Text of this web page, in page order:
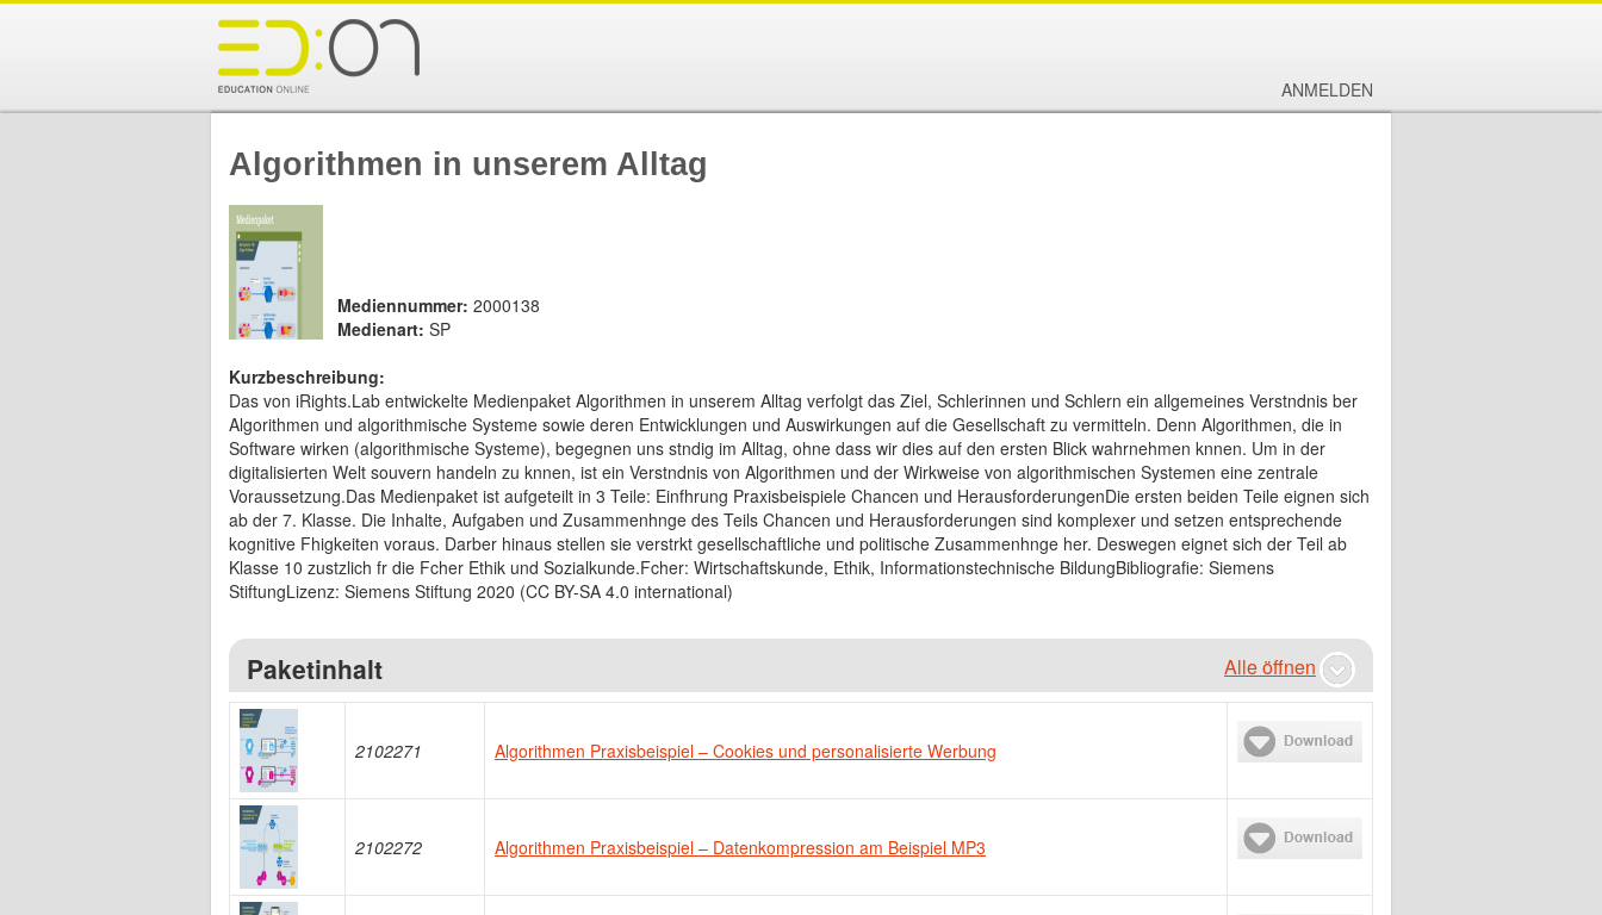
ANMELDEN
Algorithmen in unserem Alltag
Mediennummer: 2000138
Medienart: SP
Kurzbeschreibung:
Das von iRights.Lab entwickelte Medienpaket Algorithmen in unserem Alltag verfolgt das Ziel, Schlerinnen und Schlern ein allgemeines Verstndnis ber
Algorithmen und algorithmische Systeme sowie deren Entwicklungen und Auswirkungen auf die Gesellschaft zu vermitteln. Denn Algorithmen, die in
Software wirken (algorithmische Systeme), begegnen uns stndig im Alltag, ohne dass wir dies auf den ersten Blick wahrnehmen knnen. Um in der
digitalisierten Welt souvern handeln zu knnen, ist ein Verstndnis von Algorithmen und der Wirkweise von algorithmischen Systemen eine zentrale
Voraussetzung.Das Medienpaket ist aufgeteilt in 3 Teile: Einfhrung Praxisbeispiele Chancen und HerausforderungenDie ersten beiden Teile eignen sich
ab der 7. Klasse. Die Inhalte, Aufgaben und Zusammenhnge des Teils Chancen und Herausforderungen sind komplexer und setzen entsprechende
kognitive Fhigkeiten voraus. Darber hinaus stellen sie verstrkt gesellschaftliche und politische Zusammenhnge her. Deswegen eignet sich der Teil ab
Klasse 10 zustzlich fr die Fcher Ethik und Sozialkunde.Fcher: Wirtschaftskunde, Ethik, Informationstechnische BildungBibliografie: Siemens
StiftungLizenz: Siemens Stiftung 2020 (CC BY-SA 4.0 international)
Paketinhalt Alle öffnen
2102271 Algorithmen Praxisbeispiel – Cookies und personalisierte Werbung
2102272 Algorithmen Praxisbeispiel – Datenkompression am Beispiel MP3